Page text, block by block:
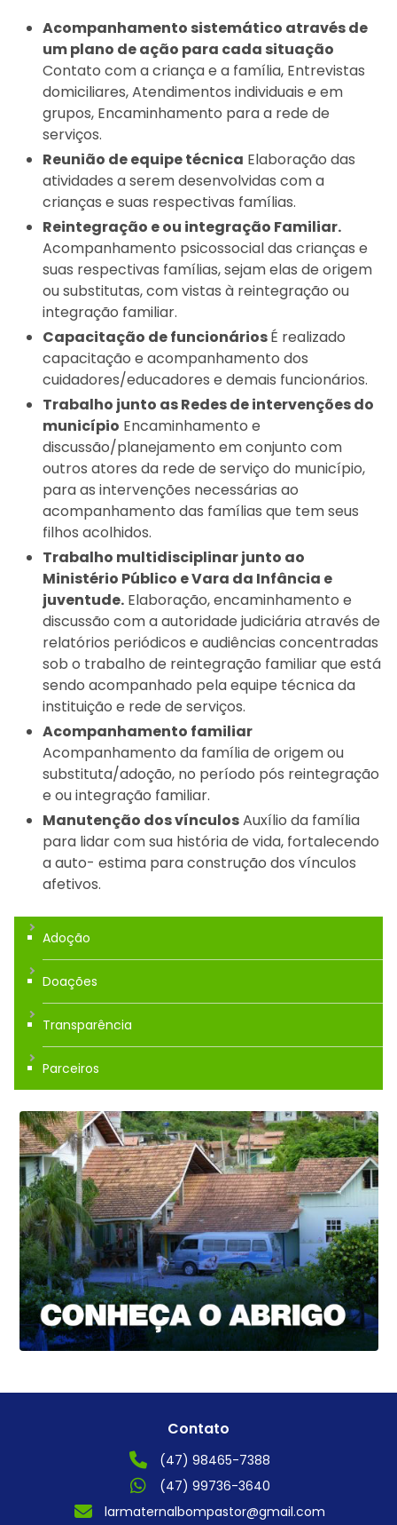
Acompanhamento sistemático através de
um plano de ação para cada situação
Contato com a criança e a família, Entrevistas
domiciliares, Atendimentos individuais e em
grupos, Encaminhamento para a rede de
serviços.
Reunião de equipe técnica Elaboração das
atividades a serem desenvolvidas com a
crianças e suas respectivas famílias.
Reintegração e ou integração Familiar.
Acompanhamento psicossocial das crianças e
suas respectivas famílias, sejam elas de origem
ou substitutas, com vistas à reintegração ou
integração familiar.
Capacitação de funcionáriosÉ realizado
capacitação e acompanhamento dos
cuidadores/educadores e demais funcionários.
Trabalho junto as Redes de intervenções do
município Encaminhamento e
discussão/planejamento em conjunto com
outros atores da rede de serviço do município,
para as intervenções necessárias ao
acompanhamento das famílias que tem seus
filhos acolhidos.
Trabalho multidisciplinar junto ao
Ministério Público e Vara da Infância e
juventude. Elaboração, encaminhamento e
discussão com a autoridade judiciária através de
relatórios periódicos e audiências concentradas
sob o trabalho de reintegração familiar que está
sendo acompanhado pela equipe técnica da
instituição e rede de serviços.
Acompanhamento familiar
Acompanhamento da família de origem ou
substituta/adoção, no período pós reintegração
e ou integração familiar.
Manutenção dos vínculosAuxílio da família
para lidar com sua história de vida, fortalecendo
a auto- estima para construção dos vínculos
afetivos.
Adoção
Doações
Transparência
Parceiros
Contato
(47) 98465-7388
(47) 99736-3640
larmaternalbompastor@gmail.com